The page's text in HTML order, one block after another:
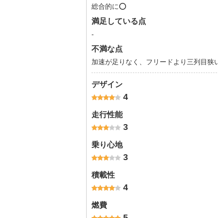
総合的に⭕️
満足している点
-
不満な点
加速が足りなく、フリードより三列目狭
デザイン
4
走行性能
3
乗り心地
3
積載性
4
燃費